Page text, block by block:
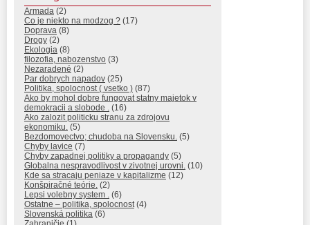
Armada (2)
Co je niekto na modzog ? (17)
Doprava (8)
Drogy (2)
Ekologia (8)
filozofia, nabozenstvo (3)
Nezaradené (2)
Par dobrych napadov (25)
Politika, spolocnost ( vsetko ) (87)
Ako by mohol dobre fungovat statny majetok v
demokracii a slobode . (16)
Ako zalozit politicku stranu za zdrojovu
ekonomiku. (5)
Bezdomovectvo; chudoba na Slovensku. (5)
Chyby lavice (7)
Chyby zapadnej politiky a propagandy (5)
Globalna nespravodlivost v zivotnej urovni. (10)
Kde sa stracaju peniaze v kapitalizme (12)
Konšpiračné teórie. (2)
Lepsi volebny system . (6)
Ostatne – politika, spolocnost(4)
Slovenská politika (6)